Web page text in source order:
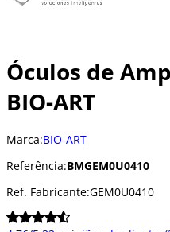
Óculos de
BIO-ART
Marca:BIO-ART
Referência:BMGEM0U0410
Ref. Fabricante:GEM0U0410